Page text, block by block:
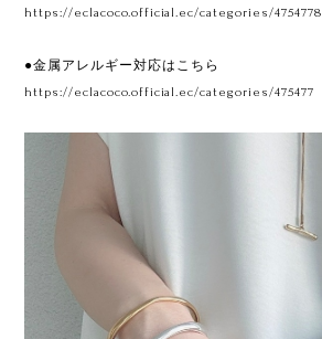
https://eclacoco.official.ec/categories/4754778
●金属アレルギー対応はこちら
https://eclacoco.official.ec/categories/475477